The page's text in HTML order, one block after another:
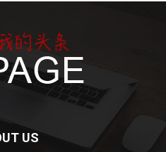
US